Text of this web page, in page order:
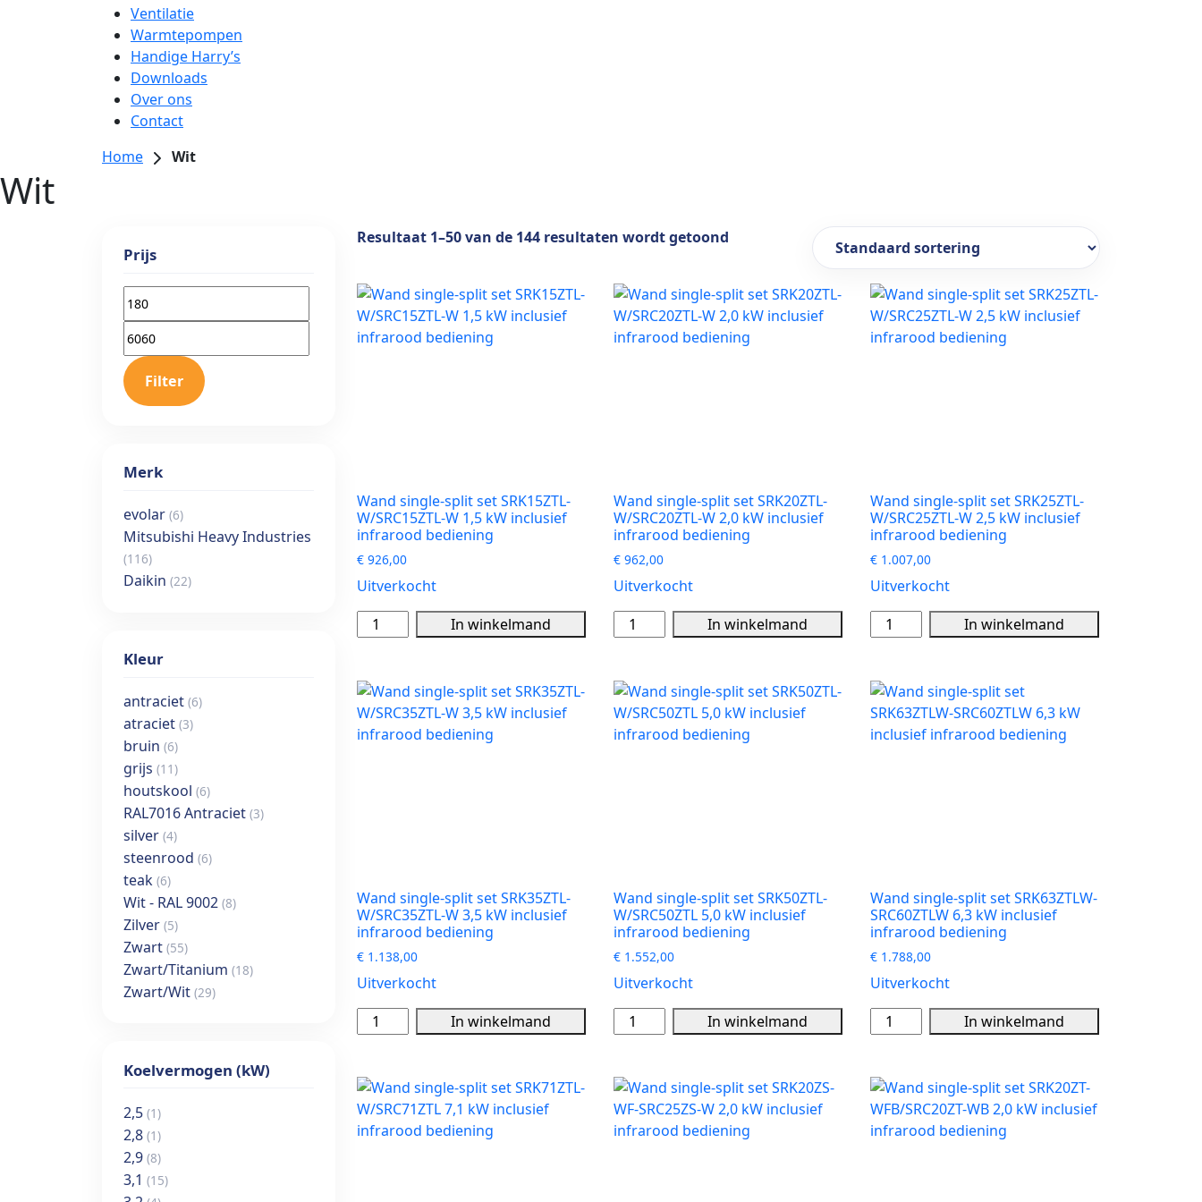
Ventilatie
Warmtepompen
Handige Harry’s
Downloads
Over ons
Contact
Home
Wit
Wit
Prijs
Min.
prijs
Max.
prijsFilter
Merk
evolar (6)
Mitsubishi Heavy Industries
(116)
Daikin (22)
Kleur
antraciet (6)
atraciet (3)
bruin (6)
grijs (11)
houtskool (6)
RAL7016 Antraciet (3)
silver (4)
steenrood (6)
teak (6)
Wit - RAL 9002 (8)
Zilver (5)
Zwart (55)
Zwart/Titanium (18)
Zwart/Wit (29)
Koelvermogen (kW)
2,5 (1)
2,8 (1)
2,9 (8)
3,1 (15)
Resultaat 1–50 van de 144 resultaten wordt getoond
Wand single-split set SRK15ZTL-
W/SRC15ZTL-W 1,5 kW inclusief
infrarood bediening
€ 926,00
Uitverkocht
Wand
single-
set
SRK15ZTL-
W/SRC15ZTL-
In winkelmand
Wand single-split set SRK20ZTL-
W/SRC20ZTL-W 2,0 kW inclusief
infrarood bediening
€ 962,00
Uitverkocht
Wand
single-
set
SRK20ZTL-
W/SRC20ZTL-
In winkelmand
Wand single-split set SRK25ZTL-
W/SRC25ZTL-W 2,5 kW inclusief
infrarood bediening
€ 1.007,00
Uitverkocht
Wand
single-
set
SRK25ZTL-
W/SRC25ZTL-
In winkelmand
Wand single-split set SRK35ZTL-
W/SRC35ZTL-W 3,5 kW inclusief
infrarood bediening
€ 1.138,00
Uitverkocht
Wand
single-
set
SRK35ZTL-
W/SRC35ZTL-
In winkelmand
Wand single-split set SRK50ZTL-
W/SRC50ZTL 5,0 kW inclusief
infrarood bediening
€ 1.552,00
Uitverkocht
Wand
single-
set
SRK50ZTL-
W/SRC50ZTL
In winkelmand
Wand single-split set SRK63ZTLW-
SRC60ZTLW 6,3 kW inclusief
infrarood bediening
€ 1.788,00
Uitverkocht
Wand
single-
set
SRK63ZTLW-
SRC60ZTLW
In winkelmand